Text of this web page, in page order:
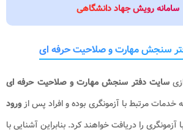
سامانه رویش جهاد دانشگاهی
سنجش مهارت و صلاحیت حرفه ای
سایت دفتر سنجش مهارت و صلاحیت حرفه ای
خدمات مرتبط با آزمونگری بوده و افراد پس ازورود
را دریافت خواهند کرد. بنابراین آشنایی با